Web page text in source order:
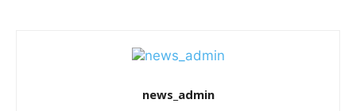
news_admin